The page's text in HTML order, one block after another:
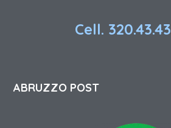
Cell.
ABRUZZO POST